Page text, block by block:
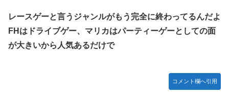
レースゲーと言うジャンルがもう完全に終わってるんだよ
FHはドライブゲー、マリカはパーティーゲーとしての面
が大きいから人気あるだけで
コメント欄へ引用